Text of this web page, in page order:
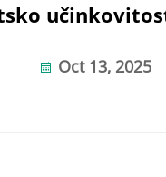
Oct 13, 2025